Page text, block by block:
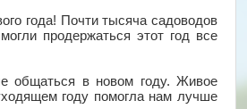
года! Почти тысяча садоводов
продержаться этот год все
общаться в новом году. Живое
году помогла нам лучше